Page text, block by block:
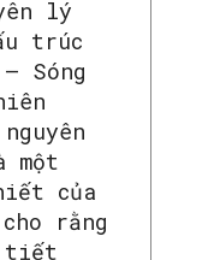
lý
trúc
Sóng
của
rằng
tiết